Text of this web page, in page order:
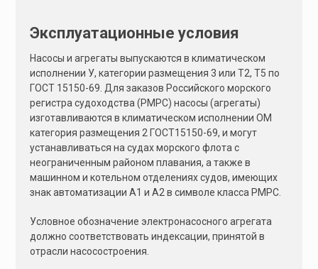
Эксплуатационные условия
Насосы и агрегаты выпускаются в климатическом
исполнении У, категории размещения 3 или Т2, Т5 по
ГОСТ 15150-69. Для заказов Российского морского
регистра судоходства (РМРС) насосы (агрегаты)
изготавливаются в климатическом исполнении ОМ
категория размещения 2 ГОСТ15150-69, и могут
устанавливаться на судах морского флота с
неограниченным районом плавания, а также в
машинном и котельном отделениях судов, имеющих
знак автоматизации А1 и А2 в символе класса РМРС.
Условное обозначение электронасосного агрегата
должно соответствовать индексации, принятой в
отрасли насосостроения.